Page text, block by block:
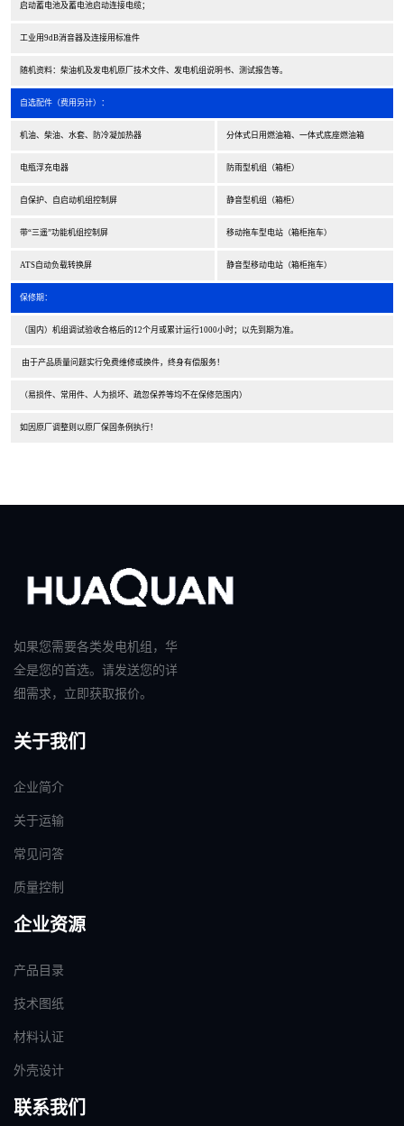
启动蓄电池及蓄电池启动连接电缆；
工业用9dB消音器及连接用标准件
随机资料：柴油机及发电机原厂技术文件、发电机组说明书、测试报告等。
自选配件（费用另计）：
机油、柴油、水套、防冷凝加热器 分体式日用燃油箱、一体式底座燃油箱
电瓶浮充电器 防雨型机组（箱柜）
自保护、自启动机组控制屏 静音型机组（箱柜）
带“三遥”功能机组控制屏 移动拖车型电站（箱柜拖车）
ATS自动负载转换屏 静音型移动电站（箱柜拖车）
保修期：
（国内）机组调试验收合格后的12个月或累计运行1000小时；以先到期为准。
由于产品质量问题实行免费维修或换件，终身有偿服务！
（易损件、常用件、人为损坏、疏忽保养等均不在保修范围内）
如因原厂调整则以原厂保固条例执行！
如果您需要各类发电机组，华
全是您的首选。请发送您的详
细需求，立即获取报价。
关于我们
企业简介
关于运输
常见问答
质量控制
企业资源
产品目录
技术图纸
材料认证
外壳设计
联系我们